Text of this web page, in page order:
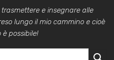
e insegnare alle
lungo il mio cammino e cioè
possibile!